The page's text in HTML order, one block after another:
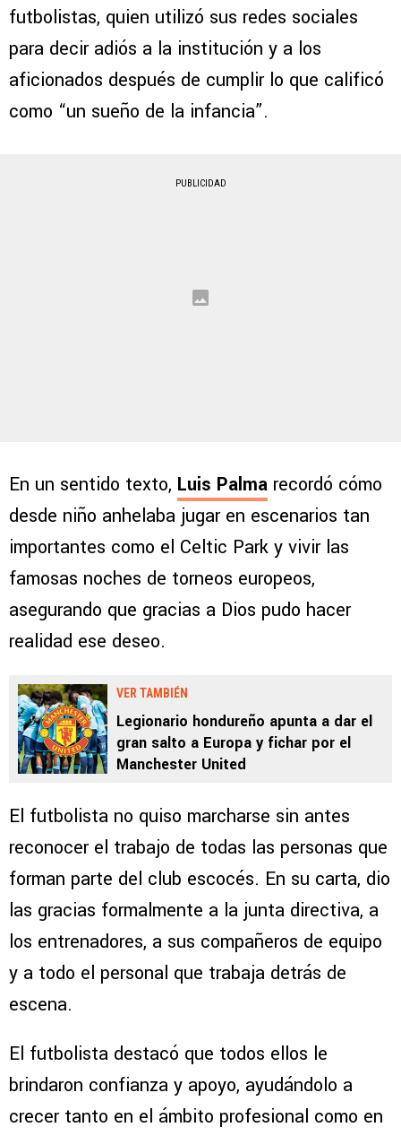
futbolistas, quien utilizó sus redes sociales
para decir adiós a la institución y a los
aficionados después de cumplir lo que calificó
como “un sueño de la infancia”.
PUBLICIDAD
En un sentido texto, Luis Palma recordó cómo
desde niño anhelaba jugar en escenarios tan
importantes como el Celtic Park y vivir las
famosas noches de torneos europeos,
asegurando que gracias a Dios pudo hacer
realidad ese deseo.
VER TAMBIÉN
Legionario hondureño apunta a dar el
gran salto a Europa y fichar por el
Manchester United
El futbolista no quiso marcharse sin antes
reconocer el trabajo de todas las personas que
forman parte del club escocés. En su carta, dio
las gracias formalmente a la junta directiva, a
los entrenadores, a sus compañeros de equipo
y a todo el personal que trabaja detrás de
escena.
El futbolista destacó que todos ellos le
brindaron confianza y apoyo, ayudándolo a
crecer tanto en el ámbito profesional como en